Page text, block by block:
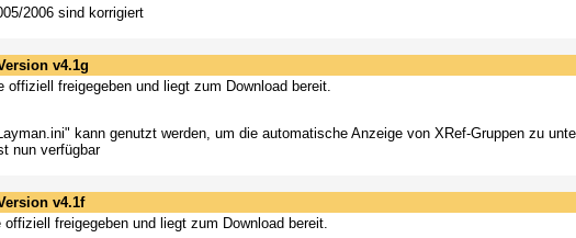
2006 sind korrigiert
v4.1g
offiziell freigegeben und liegt zum Download bereit.
kann genutzt werden, um die automatische Anzeige von XRef-Gruppen zu
nun verfügbar
v4.1f
freigegeben und liegt zum Download bereit.